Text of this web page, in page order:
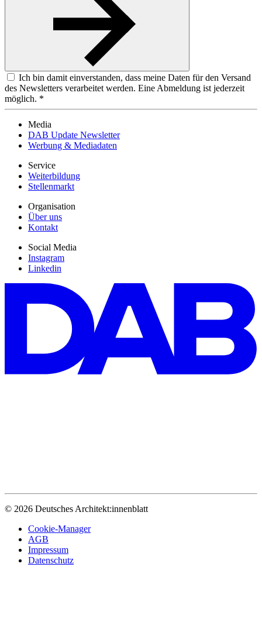
Ich bin damit einverstanden, dass meine Daten für den Versand
des Newsletters verarbeitet werden. Eine Abmeldung ist jederzeit
möglich. *
Media
DAB Update Newsletter
Werbung & Mediadaten
Service
Weiterbildung
Stellenmarkt
Organisation
Über uns
Kontakt
Social Media
Instagram
Linkedin
© 2026 Deutsches Architekt:innenblatt
Cookie-Manager
AGB
Impressum
Datenschutz